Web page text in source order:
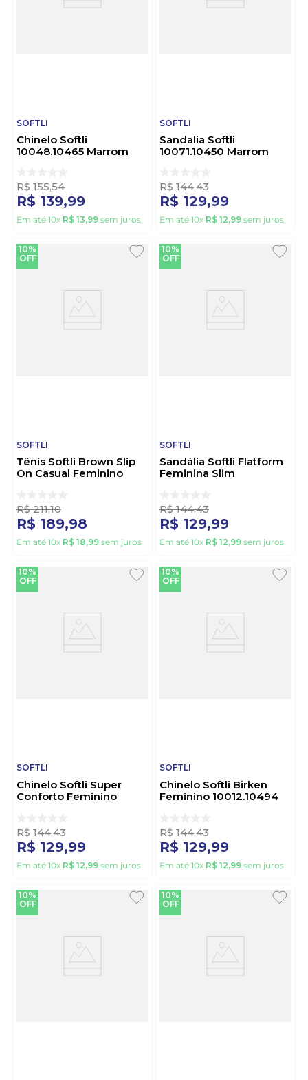
SOFTLI
Chinelo Softli
10048.10465 Marrom
R$ 155,54
R$ 139,99
Em até 10x R$ 13,99 sem juros
SOFTLI
Sandalia Softli
10071.10450 Marrom
R$ 144,43
R$ 129,99
Em até 10x R$ 12,99 sem juros
10%
OFF
SOFTLI
Tênis Softli Brown Slip
On Casual Feminino
R$ 211,10
R$ 189,98
Em até 10x R$ 18,99 sem juros
10%
OFF
SOFTLI
Sandália Softli Flatform
Feminina Slim
R$ 144,43
R$ 129,99
Em até 10x R$ 12,99 sem juros
10%
OFF
SOFTLI
Chinelo Softli Super
Conforto Feminino
R$ 144,43
R$ 129,99
Em até 10x R$ 12,99 sem juros
10%
OFF
SOFTLI
Chinelo Softli Birken
Feminino 10012.10494
R$ 144,43
R$ 129,99
Em até 10x R$ 12,99 sem juros
10%
OFF
10%
OFF